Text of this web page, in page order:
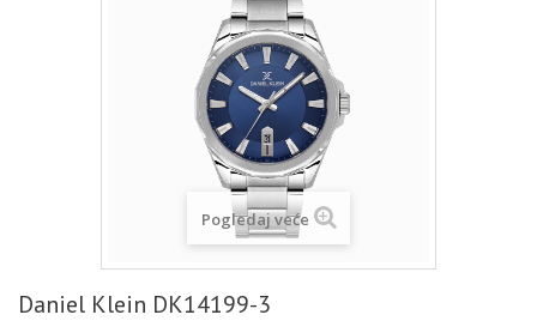
Pogledaj veće
Daniel Klein DK14199-3